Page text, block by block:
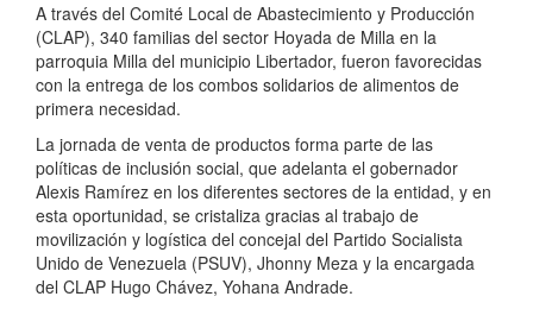
A través del Comité Local de Abastecimiento y Producción
(CLAP), 340 familias del sector Hoyada de Milla en la
parroquia Milla del municipio Libertador, fueron favorecidas
con la entrega de los combos solidarios de alimentos de
primera necesidad.
La jornada de venta de productos forma parte de las
políticas de inclusión social, que adelanta el gobernador
Alexis Ramírez en los diferentes sectores de la entidad, y en
esta oportunidad, se cristaliza gracias al trabajo de
movilización y logística del concejal del Partido Socialista
Unido de Venezuela (PSUV), Jhonny Meza y la encargada
del CLAP Hugo Chávez, Yohana Andrade.